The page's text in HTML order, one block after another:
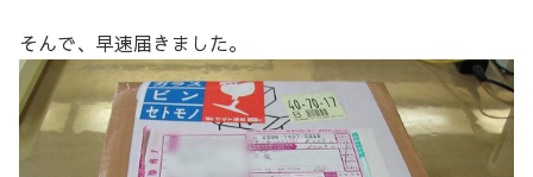
そんで、早速届きました。